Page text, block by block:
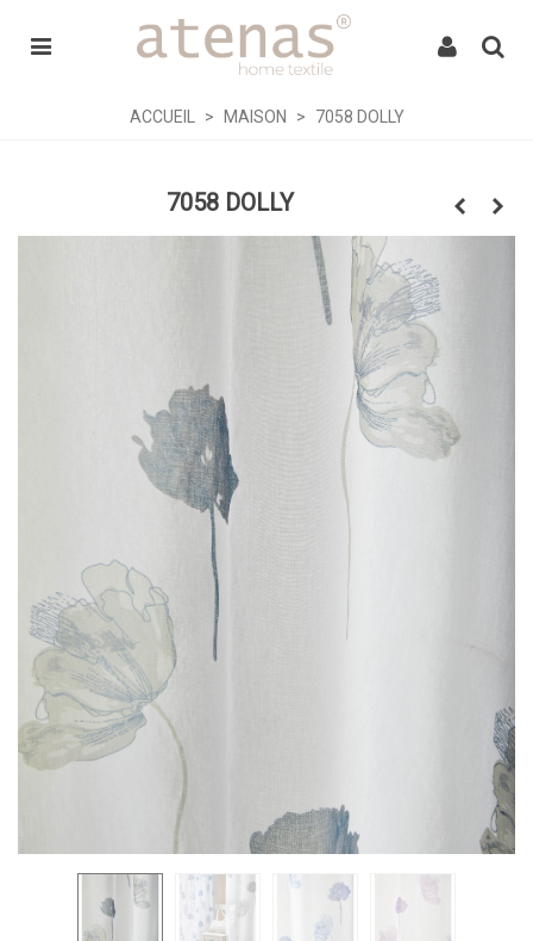
ACCUEIL > MAISON > 7058 DOLLY
7058 DOLLY